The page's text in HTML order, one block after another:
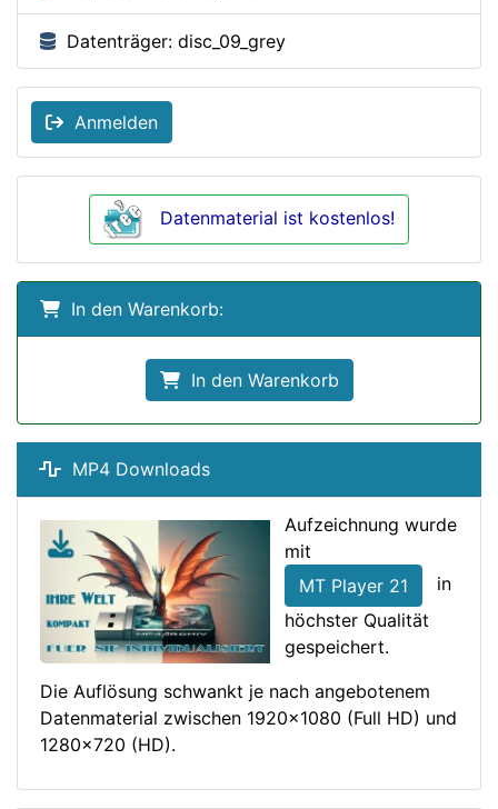
Datenträger: disc_09_grey
Anmelden
Datenmaterial ist kostenlos!
In den Warenkorb:
In den Warenkorb
MP4 Downloads
Aufzeichnung wurde
mit
MT Player 21
in
höchster Qualität
gespeichert.
Die Auflösung schwankt je nach angebotenem
Datenmaterial zwischen 1920x1080 (Full HD) und
1280x720 (HD).